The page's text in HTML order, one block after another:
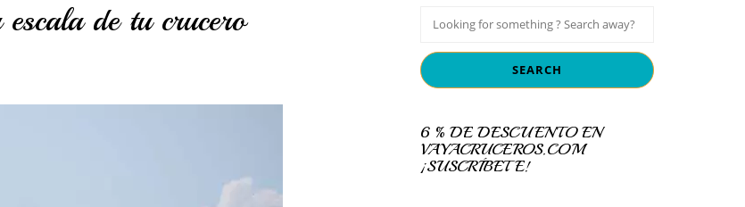
de tu crucero
6 % DE DESCUENTO EN
VAYACRUCEROS.COM
¡SUSCRÍBETE!